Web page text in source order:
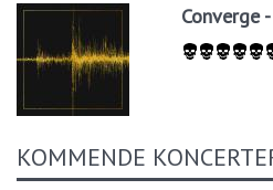
Converge
KOMMENDE